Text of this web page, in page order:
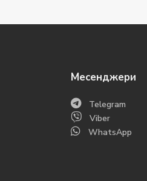
Месенджери
Telegram
Viber
WhatsApp